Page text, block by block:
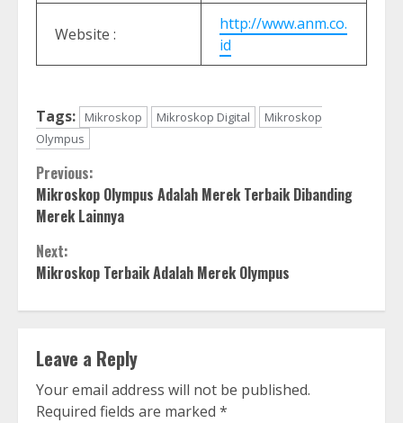
Website :
http://www.anm.co.
id
Tags: Mikroskop Mikroskop Digital
Mikroskop
Olympus
Continue
Reading
Previous:
Mikroskop Olympus Adalah Merek Terbaik Dibanding
Merek Lainnya
Next:
Mikroskop Terbaik Adalah Merek Olympus
Leave a Reply
Your email address will not be published.
Required fields are marked *